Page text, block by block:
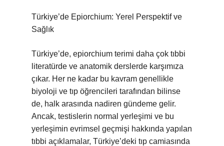
Türkiye’de Epiorchium: Yerel Perspektif ve
Sağlık
Türkiye’de, epiorchium terimi daha çok tıbbi
literatürde ve anatomik derslerde karşımıza
çıkar. Her ne kadar bu kavram genellikle
biyoloji ve tıp öğrencileri tarafından bilinse
de, halk arasında nadiren gündeme gelir.
Ancak, testislerin normal yerleşimi ve bu
yerleşimin evrimsel geçmişi hakkında yapılan
tıbbi açıklamalar, Türkiye’deki tıp camiasında